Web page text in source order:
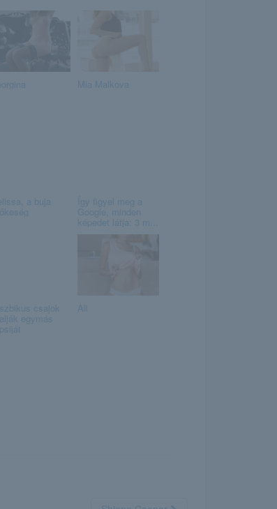
Mia Malkova
a buja Így figyel meg a
Google, minden
képedet látja: 3 m...
csajok
egymás
Ali